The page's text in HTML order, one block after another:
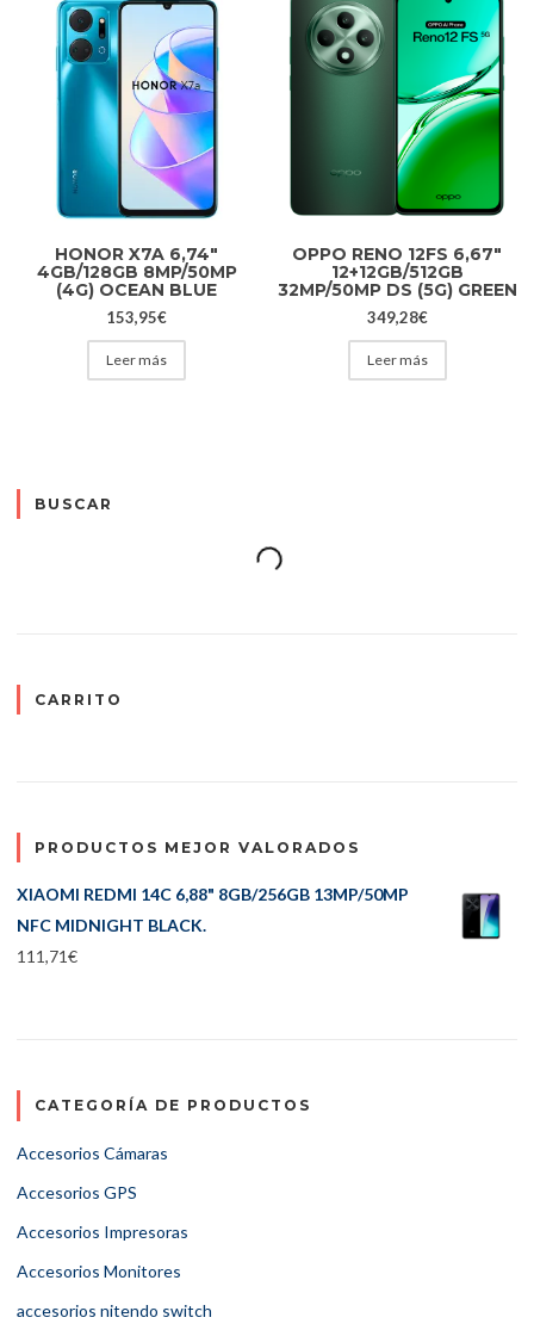
HONOR X7A 6,74″
4GB/128GB 8MP/50MP
(4G) OCEAN BLUE
153,95€
Leer más
OPPO RENO 12FS 6,67″
12+12GB/512GB
32MP/50MP DS (5G) GREEN
349,28€
Leer más
BUSCAR
CARRITO
PRODUCTOS MEJOR VALORADOS
XIAOMI REDMI 14C 6,88" 8GB/256GB 13MP/50MP
NFC MIDNIGHT BLACK.
111,71€
CATEGORÍA DE PRODUCTOS
Accesorios Cámaras
Accesorios GPS
Accesorios Impresoras
Accesorios Monitores
accesorios nitendo switch